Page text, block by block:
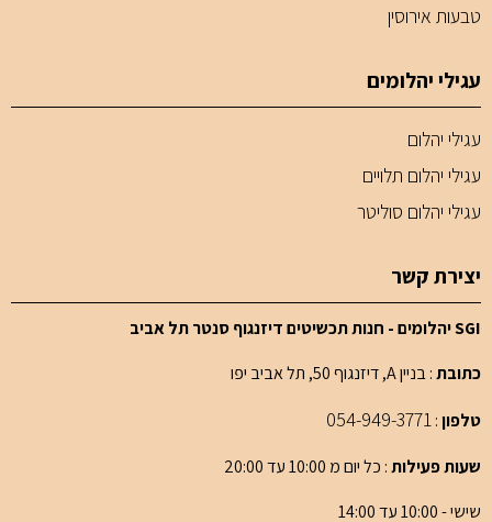
טבעות אירוסין
עגילי יהלומים
עגילי יהלום
עגילי יהלום תלויים
עגילי יהלום סוליטר
יצירת קשר
SGI יהלומים - חנות תכשיטים דיזנגוף סנטר תל אביב
כתובת: בניין A, דיזנגוף 50, תל אביב יפו
טלפון:
054-949-3771
שעות פעילות: כל יום מ 10:00 עד 20:00
שישי - 10:00 עד 14:00